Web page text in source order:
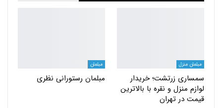
مبلمان منزل
سمساری زرتشت؛ خریدار
لوازم منزل و نقره با بالاترین
قیمت در تهران
مبلمان
مبلمان رستورانی نظری